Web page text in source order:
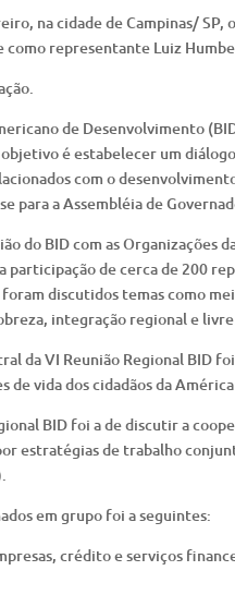
na cidade de Campinas/
representante Luiz
de Desenvolvimento
é estabelecer um
com o
para a Assembléia de
do BID com as Organizações
participação de cerca de 200
foram discutidos temas como
integração regional e
da VI Reunião Regional BID
de vida dos cidadãos da
BID foi a de discutir a
estratégias de trabalho
em grupo foi a seguintes:
crédito e serviços